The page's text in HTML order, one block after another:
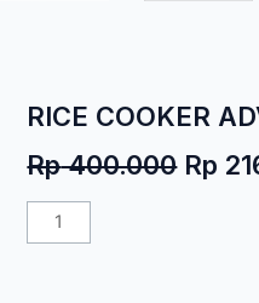
RICE COOKER
Rp400.000 Harga
Rp
Kuantitas
RICE